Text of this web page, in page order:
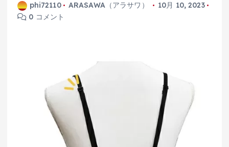
phi72110 ARASAWA（アラサワ）
10月 10, 2023
0 コメント